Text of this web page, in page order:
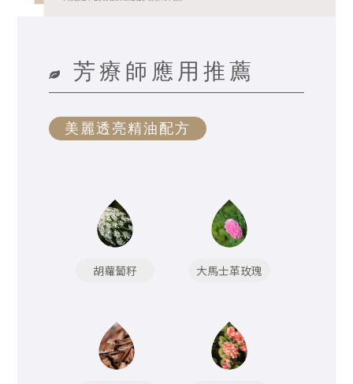
芳療師應用推薦
美麗透亮精油配方
胡蘿蔔籽 大馬士革玫瑰